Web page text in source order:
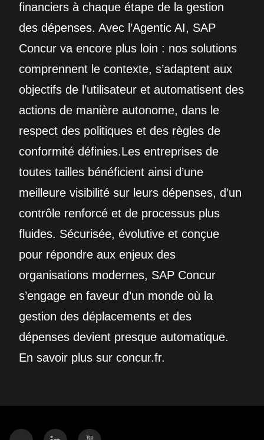
financiers à chaque étape de la gestion
des dépenses. Avec l’Agentic AI, SAP
Concur va encore plus loin : nos solutions
comprennent le contexte, s’adaptent aux
objectifs de l’utilisateur et automatisent des
actions de manière autonome, dans le
respect des politiques et des règles de
conformité définies.Les entreprises de
toutes tailles bénéficient ainsi d’une
meilleure visibilité sur leurs dépenses, d’un
contrôle renforcé et de processus plus
fluides. Sécurisée, évolutive et conçue
pour répondre aux enjeux des
organisations modernes, SAP Concur
s’engage en faveur d’un monde où la
gestion des déplacements et des
dépenses devient presque automatique.
En savoir plus sur concur.fr.